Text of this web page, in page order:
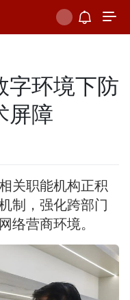
字环境下防
屏障
关职能机构正积
制，强化跨部门
络营商环境。